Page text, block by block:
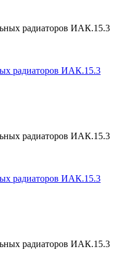
радиаторов ИАК.15.3
радиаторов ИАК.15.3